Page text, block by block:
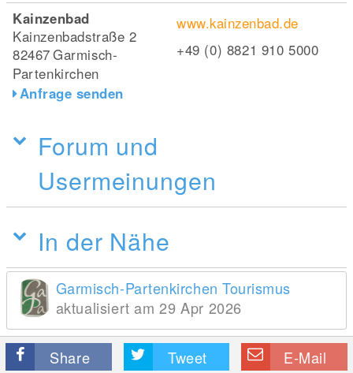
Kainzenbad
Kainzenbadstraße 2
82467Garmisch-
Partenkirchen
Anfrage senden
www.kainzenbad.de
+49 (0) 8821 910 5000
Forum und
Usermeinungen
In der Nähe
Garmisch-Partenkirchen Tourismus
aktualisiert am 29 Apr 2026
Share Tweet E-Mail